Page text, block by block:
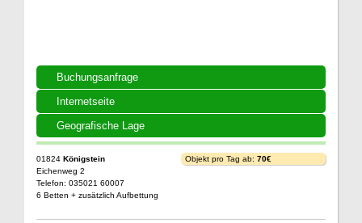
Buchungsanfrage
Internetseite
Geografische Lage
01824 Königstein
Eichenweg 2
Telefon: 035021 60007
6 Betten + zusätzlich Aufbettung
Objekt pro Tag ab: 70€